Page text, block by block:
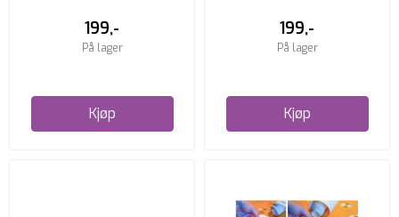
199,-
På lager
Kjøp
199,-
På lager
Kjøp